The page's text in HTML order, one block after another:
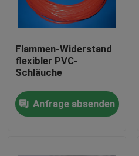
Flammen-Widerstand
flexibler PVC-
Schläuche
Anfrage absenden